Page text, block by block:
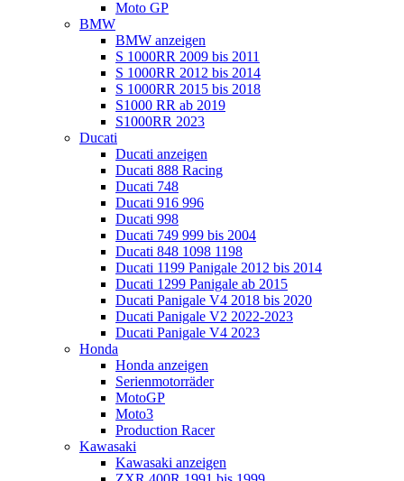
Moto GP
BMW
BMW anzeigen
S 1000RR 2009 bis 2011
S 1000RR 2012 bis 2014
S 1000RR 2015 bis 2018
S1000 RR ab 2019
S1000RR 2023
Ducati
Ducati anzeigen
Ducati 888 Racing
Ducati 748
Ducati 916 996
Ducati 998
Ducati 749 999 bis 2004
Ducati 848 1098 1198
Ducati 1199 Panigale 2012 bis 2014
Ducati 1299 Panigale ab 2015
Ducati Panigale V4 2018 bis 2020
Ducati Panigale V2 2022-2023
Ducati Panigale V4 2023
Honda
Honda anzeigen
Serienmotorräder
MotoGP
Moto3
Production Racer
Kawasaki
Kawasaki anzeigen